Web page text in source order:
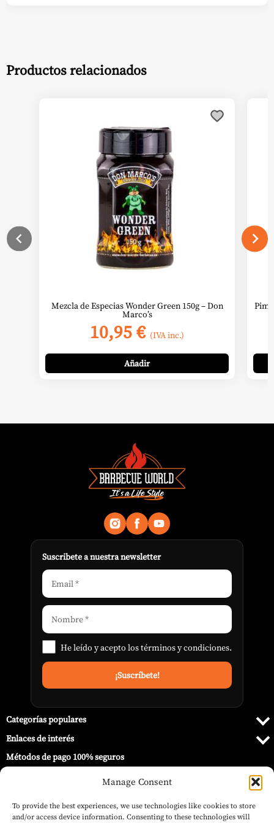
Manage Consent
To provide the best experiences, we use technologies like cookies to store
and/or access device information. Consenting to these technologies will
Productos relacionados
Mezcla de Especias Wonder Green 150g – Don
Marco’s
10,95€ (IVA inc.)
Añadir
Suscribete a nuestra newsletter
He leído y acepto lostérminos y condiciones.
Categorías populares
Enlaces de interés
Métodos de pago 100% seguros